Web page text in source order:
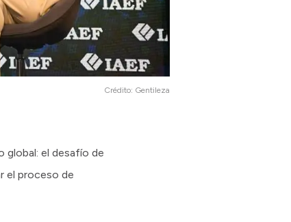
Crédito: Gentileza
global: el desafío de
el proceso de